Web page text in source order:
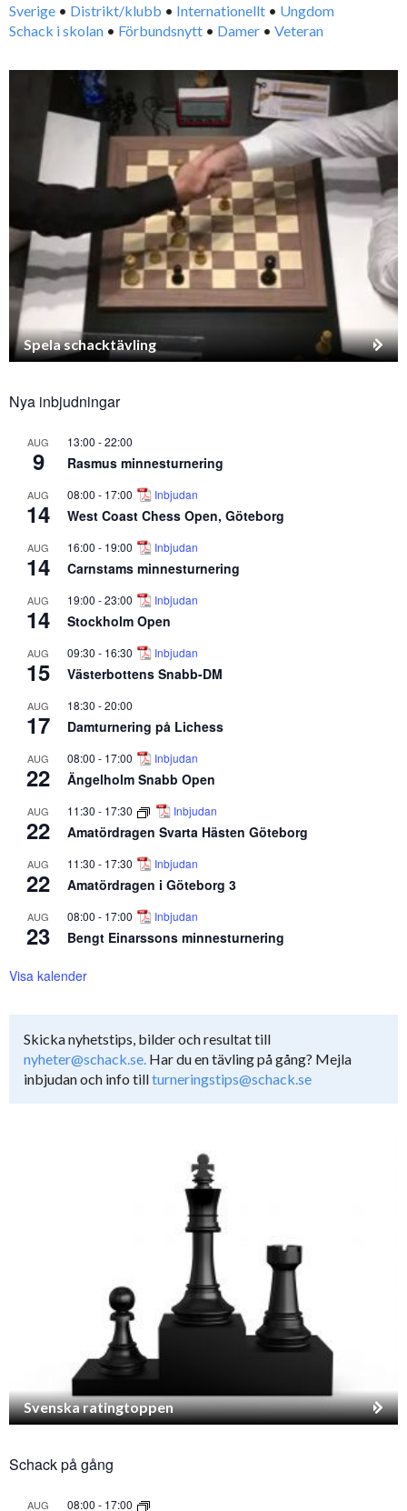
Sverige • Distrikt/klubb • Internationellt • Ungdom
Schack i skolan • Förbundsnytt • Damer • Veteran
Spela schacktävling
Nya inbjudningar
AUG
9
13:00 -22:00
Rasmus minnesturnering
AUG
14
08:00 - 17:00 Inbjudan
West Coast Chess Open, Göteborg
AUG
14
16:00 - 19:00 Inbjudan
Carnstams minnesturnering
AUG
14
19:00 -23:00 Inbjudan
Stockholm Open
AUG
15
09:30 - 16:30 Inbjudan
Västerbottens Snabb-DM
AUG
17
18:30 -20:00
Damturnering på Lichess
AUG
22
08:00 - 17:00 Inbjudan
Ängelholm Snabb Open
AUG
22
11:30 - 17:30 Inbjudan
Amatördragen Svarta Hästen Göteborg
AUG
22
11:30 - 17:30 Inbjudan
Amatördragen i Göteborg 3
AUG
23
08:00 - 17:00 Inbjudan
Bengt Einarssons minnesturnering
Visa kalender
Skicka nyhetstips, bilder och resultat till
nyheter@schack.se. Har du en tävling på gång? Mejla
inbjudan och info tillturneringstips@schack.se
Svenska ratingtoppen
Schack på gång
AUG 08:00 - 17:00